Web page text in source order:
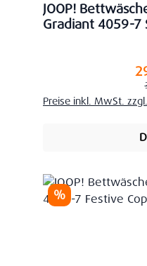
JOOP!
Gradiant 4059-7
Preise inkl. MwSt.
Rabatt
%